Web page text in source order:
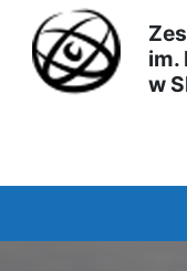
treści
głównej
menu
mapy
strony
im.
w